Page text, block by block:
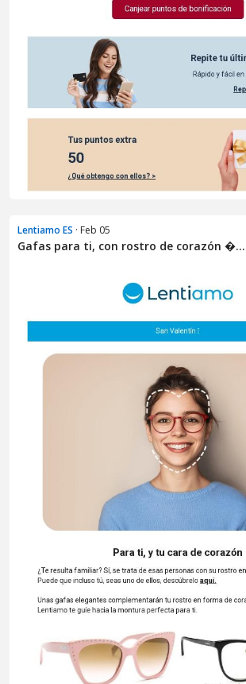
Lentiamo ES · Feb 05
Gafas para ti, con rostro de corazón �...